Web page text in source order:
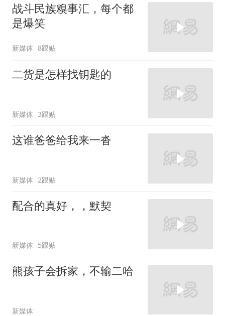
战斗民族糗事汇，每个都
是爆笑
新媒体 8跟贴
二货是怎样找钥匙的
新媒体 3跟贴
这谁爸爸给我来一沓
新媒体 2跟贴
配合的真好，，默契
新媒体 5跟贴
熊孩子会拆家，不输二哈
新媒体